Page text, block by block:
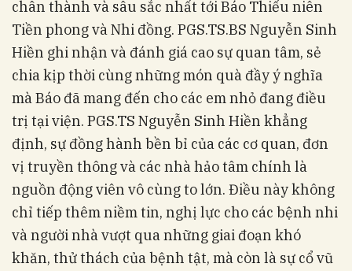
chân thành và sâu sắc nhất tới Báo Thiếu niên
Tiền phong và Nhi đồng. PGS.TS.BS Nguyễn Sinh
Hiền ghi nhận và đánh giá cao sự quan tâm, sẻ
chia kịp thời cùng những món quà đầy ý nghĩa
mà Báo đã mang đến cho các em nhỏ đang điều
trị tại viện. PGS.TS Nguyễn Sinh Hiền khẳng
định, sự đồng hành bền bỉ của các cơ quan, đơn
vị truyền thông và các nhà hảo tâm chính là
nguồn động viên vô cùng to lớn. Điều này không
chỉ tiếp thêm niềm tin, nghị lực cho các bệnh nhi
và người nhà vượt qua những giai đoạn khó
khăn, thử thách của bệnh tật, mà còn là sự cổ vũ